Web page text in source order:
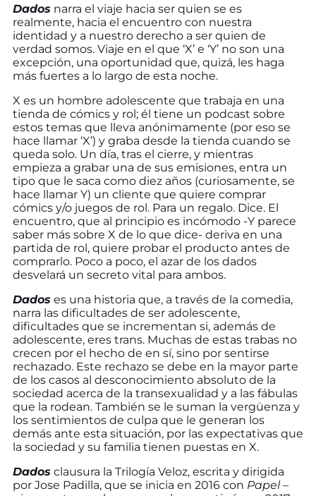
Dados narra el viaje hacia ser quien se es
realmente, hacia el encuentro con nuestra
identidad y a nuestro derecho a ser quien de
verdad somos. Viaje en el que ‘X’ e ‘Y’ no son una
excepción, una oportunidad que, quizá, les haga
más fuertes a lo largo de esta noche.
X es un hombre adolescente que trabaja en una
tienda de cómics y rol; él tiene un podcast sobre
estos temas que lleva anónimamente (por eso se
hace llamar ‘X’) y graba desde la tienda cuando se
queda solo. Un día, tras el cierre, y mientras
empieza a grabar una de sus emisiones, entra un
tipo que le saca como diez años (curiosamente, se
hace llamar Y) un cliente que quiere comprar
cómics y/o juegos de rol. Para un regalo. Dice. El
encuentro, que al principio es incómodo -Y parece
saber más sobre X de lo que dice- deriva en una
partida de rol, quiere probar el producto antes de
comprarlo. Poco a poco, el azar de los dados
desvelará un secreto vital para ambos.
Dados es una historia que, a través de la comedia,
narra las dificultades de ser adolescente,
dificultades que se incrementan si, además de
adolescente, eres trans. Muchas de estas trabas no
crecen por el hecho de en sí, sino por sentirse
rechazado. Este rechazo se debe en la mayor parte
de los casos al desconocimiento absoluto de la
sociedad acerca de la transexualidad y a las fábulas
que la rodean. También se le suman la vergüenza y
los sentimientos de culpa que le generan los
demás ante esta situación, por las expectativas que
la sociedad y su familia tienen puestas en X.
Dados clausura la Trilogía Veloz, escrita y dirigida
por Jose Padilla, que se inicia en 2016 con Papel–